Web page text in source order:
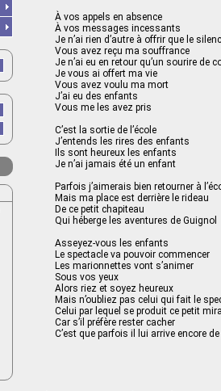
À vos appels en absence
À vos messages incessants
Je n’ai rien d’autre à offrir que le
Vous avez reçu ma souffrance
Je n’ai eu en retour qu’un sourire de
Je vous ai offert ma vie
Vous avez voulu ma mort
J’ai eu des enfants
Vous me les avez pris
C’est la sortie de l’école
J’entends les rires des enfants
Ils sont heureux les enfants
Je n’ai jamais été un enfant
Parfois j’aimerais bien retourner à
Mais ma place est derrière le rideau
De ce petit chapiteau
Qui héberge les aventures de Guignol
Asseyez-vous les enfants
Le spectacle va pouvoir commencer
Les marionnettes vont s’animer
Sous vos yeux
Alors riez et soyez heureux
Mais n’oubliez pas celui qui fait le
Celui par lequel se produit ce petit
Car s’il préfère rester cacher
C’est que parfois il lui arrive encore